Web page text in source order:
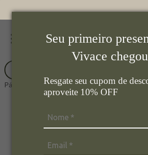
Seu primeiro
Vivace chegou
Resgate seu cupom de
aproveite 10% OFF
Página Inicial Aromas Velas